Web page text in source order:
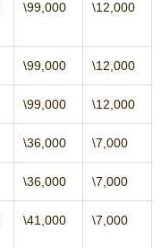
\99,000 \12,000
\99,000 \12,000
\99,000 \12,000
\36,000 \7,000
\36,000 \7,000
\41,000 \7,000